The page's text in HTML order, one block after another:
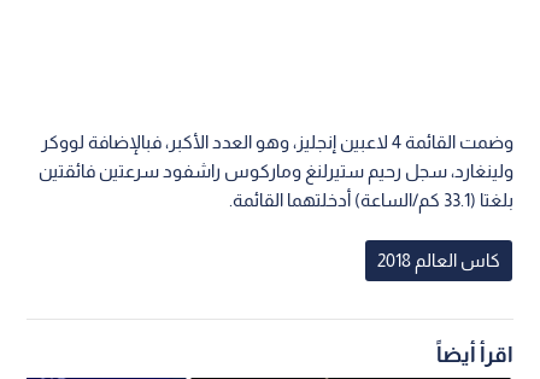
وضمت القائمة 4 لاعبين إنجليز، وهو العدد الأكبر، فبالإضافة لووكر
ولينغارد، سجل رحيم ستيرلنغ وماركوس راشفود سرعتين فائقتين
بلغتا (33.1 كم/الساعة) أدخلتهما القائمة.
كاس العالم 2018
اقرأ أيضاً